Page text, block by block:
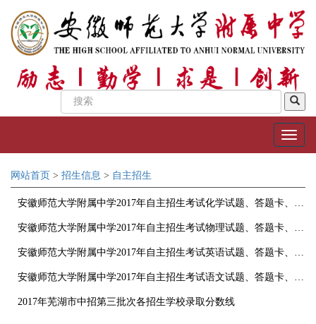
网站首页 > 招生信息 > 自主招生
安徽师范大学附属中学2017年自主招生考试化学试题、答题卡、参考答案
安徽师范大学附属中学2017年自主招生考试物理试题、答题卡、参考答案
安徽师范大学附属中学2017年自主招生考试英语试题、答题卡、参考答案
安徽师范大学附属中学2017年自主招生考试语文试题、答题卡、参考答案
2017年芜湖市中招第三批次各招生学校录取分数线